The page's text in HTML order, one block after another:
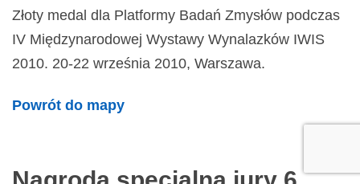
Złoty medal dla Platformy Badań Zmysłów podczas
IV Międzynarodowej Wystawy Wynalazków IWIS
2010. 20-22 września 2010, Warszawa.
Powrót do mapy